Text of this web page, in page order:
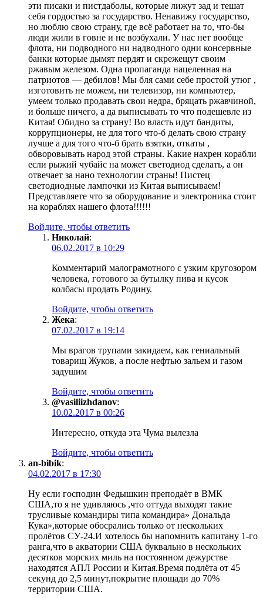
эти писаки и пистдаболы, которые лижут зад и тешат
себя гордостью за государство. Ненавижу государство,
но люблю свою страну, где всё работает на то, что-бы
люди жили в говне и не возбухали. У нас нет вообще
флота, ни подводного ни надводного одни консервные
банки которые дымят пердят и скрежещут своим
ржавым железом. Одна пропаганда нацеленная на
патриотов — дебилов! Мы бля сами себе простой утюг ,
изготовить не можем, ни телевизор, ни компьютер,
умеем только продавать свои недра, бряцать ржавчиной,
и больше ничего, а да выписывать то что подешевле из
Китая! Обидно за страну! Во власть идут бандиты,
коррупционеры, не для того что-б делать свою страну
лучше а для того что-б брать взятки, откаты ,
обворовывать народ этой страны. Какие нахрен корабли
если рыжий чубайс на может светодиод сделать, а он
отвечает за нано технологии страны! Пистец
светодиодные лампочки из Китая выписываем!
Представляете что за оборудование и электроника стоит
на кораблях нашего флота!!!!!!
Войдите, чтобы ответить
Николай:
06.02.2017 в 10:29
Комментарий малограмотного с узким кругозором
человека, готового за бутылку пива и кусок
колбасы продать Родину.
Войдите, чтобы ответить
Жека:
07.02.2017 в 19:14
Мы врагов трупами закидаем, как гениальный
товарищ Жуков, а после нефтью зальем и газом
задушим
Войдите, чтобы ответить
@vasiliizhdanov:
10.02.2017 в 00:26
Интересно, откуда эта Чума вылезла
Войдите, чтобы ответить
an-bibik:
04.02.2017 в 17:30
Ну если господин Федышкин преподаёт в ВМК
США,то я не удивляюсь ,что оттуда выходят такие
трусливые командиры типа командира» Дональда
Кука»,которые обосрались только от нескольких
пролётов СУ-24.И хотелось бы напомнить капитану 1-го
ранга,что в акватории США буквально в нескольких
десятков морских миль на постоянном дежурстве
находятся АПЛ России и Китая.Время подлёта от 45
секунд до 2,5 минут,покрытие площади до 70%
территории США.